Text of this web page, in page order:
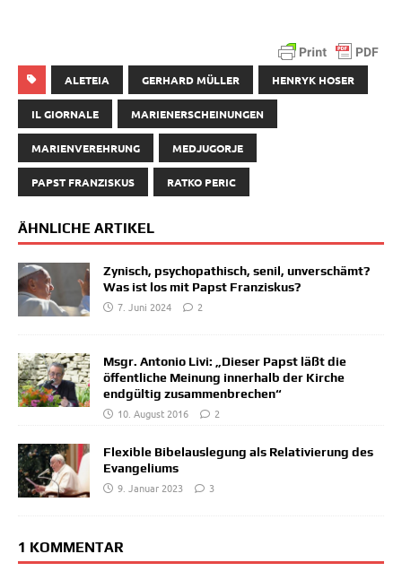
ALETEIA GERHARD MÜLLER HENRYK HOSER
IL GIORNALE MARIENERSCHEINUNGEN
MARIENVEREHRUNG MEDJUGORJE
PAPST FRANZISKUS RATKO PERIC
ÄHNLICHE ARTIKEL
Zynisch, psychopathisch, senil, unverschämt?
Was ist los mit Papst Franziskus?
7. Juni 2024
2
Msgr. Antonio Livi: „Dieser Papst läßt die
öffentliche Meinung innerhalb der Kirche
endgültig zusammenbrechen“
10. August 2016
2
Flexible Bibelauslegung als Relativierung des
Evangeliums
9. Januar 2023
3
1 KOMMENTAR